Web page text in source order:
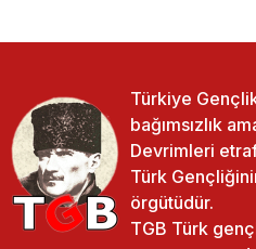
Türkiye
bağımsızlık
Devrimleri
Türk
örgütüdür.
TGB Türk